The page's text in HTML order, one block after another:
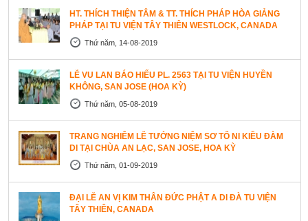
HT. THÍCH THIỆN TÂM & TT. THÍCH PHÁP HÒA GIẢNG
PHÁP TẠI TU VIỆN TÂY THIÊN WESTLOCK, CANADA
Thứ năm, 14-08-2019
LỄ VU LAN BÁO HIẾU PL. 2563 TẠI TU VIỆN HUYỀN
KHÔNG, SAN JOSE (HOA KỲ)
Thứ năm, 05-08-2019
TRANG NGHIÊM LỄ TƯỞNG NIỆM SƠ TỔ NI KIỀU ĐÀM
DI TẠI CHÙA AN LẠC, SAN JOSE, HOA KỲ
Thứ năm, 01-09-2019
ĐẠI LỄ AN VỊ KIM THÂN ĐỨC PHẬT A DI ĐÀ TU VIỆN
TÂY THIÊN, CANADA